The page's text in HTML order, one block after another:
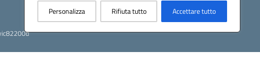
Personalizza Rifiuta tutto Accettare tutto